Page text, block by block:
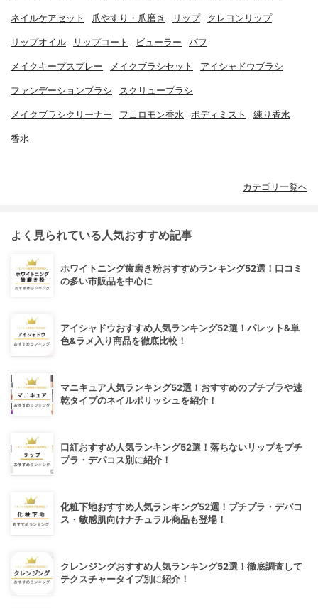
ネイルケアセット 爪やすり・爪磨き リップ クレヨンリップ
リップオイル リップコート ビューラー パフ
メイクキープスプレー メイクブラシセット アイシャドウブラシ
ファンデーションブラシ スクリューブラシ
メイクブラシクリーナー フェロモン香水 ボディミスト 練り香水
香水
カテゴリ一覧へ
よく見られている人気おすすめ記事
ホワイトニング歯磨き粉おすすめランキング52選！口コミ
の多い市販品を中心に
アイシャドウおすすめ人気ランキング52選！パレット&単
色&ラメ入り商品を徹底比較！
マニキュア人気ランキング52選！おすすめのプチプラや速
乾タイプのネイルポリッシュを紹介！
口紅おすすめ人気ランキング52選！落ちないリップをプチ
プラ・デパコス別に紹介！
化粧下地おすすめ人気ランキング52選！プチプラ・デパコ
ス・敏感肌向けナチュラル商品も登場！
クレンジングおすすめ人気ランキング52選！徹底調査して
テクスチャータイプ別に紹介！